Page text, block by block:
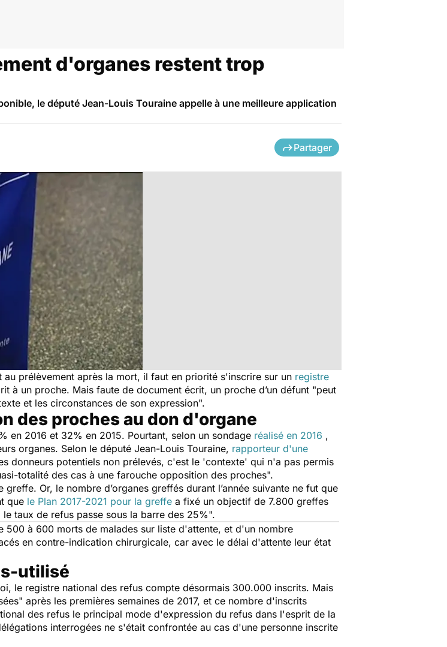
d'organes restent trop
le député Jean-Louis Touraine appelle à une meilleure application
Partager
prélèvement après la mort, il faut en priorité s'inscrire sur un registre
à un proche. Mais faute de document écrit, un proche d’un défunt "peut
et les circonstances de son expression".
des proches au don d'organe
en 2016 et 32% en 2015. Pourtant, selon un sondage réalisé en 2016 ,
organes. Selon le député Jean-Louis Touraine, rapporteur d'une
donneurs potentiels non prélevés, c'est le 'contexte' qui n'a pas permis
totalité des cas à une farouche opposition des proches".
Or, le nombre d’organes greffés durant l’année suivante ne fut que
que le Plan 2017-2021 pour la greffe a fixé un objectif de 7.800 greffes
taux de refus passe sous la barre des 25%".
500 à 600 morts de malades sur liste d'attente, et d'un nombre
en contre-indication chirurgicale, car avec le délai d'attente leur état
utilisé
le registre national des refus compte désormais 300.000 inscrits. Mais
après les premières semaines de 2017, et ce nombre d'inscrits
des refus le principal mode d'expression du refus dans l'esprit de la
interrogées ne s'était confrontée au cas d'une personne inscrite